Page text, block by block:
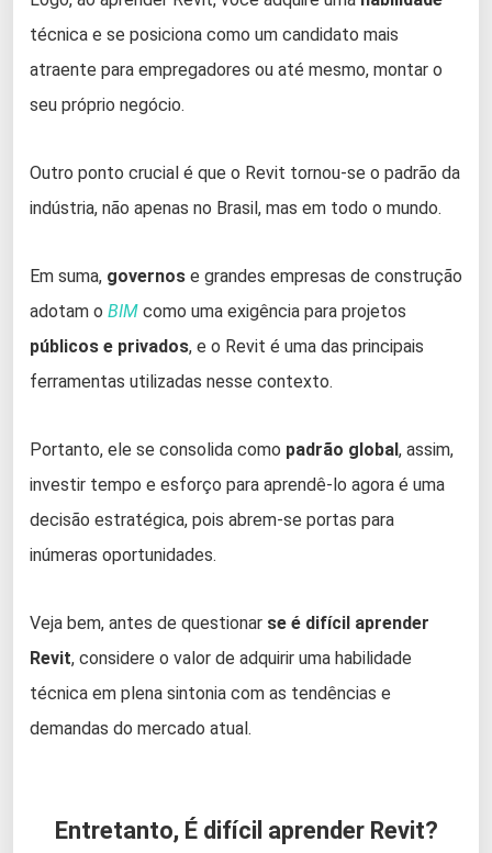
técnica e se posiciona como um candidato mais
atraente para empregadores ou até mesmo, montar o
seu próprio negócio.
Outro ponto crucial é que o Revit tornou-se o padrão da
indústria, não apenas no Brasil, mas em todo o mundo.
Em suma, governos e grandes empresas de construção
adotam o BIM como uma exigência para projetos
públicos e privados, e o Revit é uma das principais
ferramentas utilizadas nesse contexto.
Portanto, ele se consolida como padrão global, assim,
investir tempo e esforço para aprendê-lo agora é uma
decisão estratégica, pois abrem-se portas para
inúmeras oportunidades.
Veja bem, antes de questionar se é difícil aprender
Revit, considere o valor de adquirir uma habilidade
técnica em plena sintonia com as tendências e
demandas do mercado atual.
Entretanto, É difícil aprender Revit?